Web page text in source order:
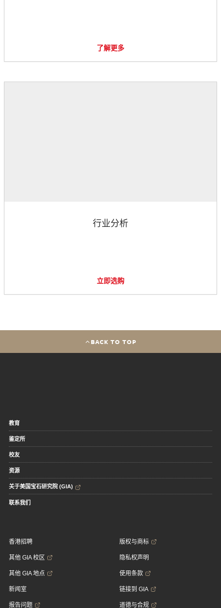
了解更多
行业分析
立即选购
BACK TO TOP
教育
鉴定所
校友
资源
关于美国宝石研究院 (GIA)
联系我们
香港招聘
其他 GIA 校区
其他 GIA 地点
新闻室
报告问题
版权与商标
隐私权声明
使用条款
链接到 GIA
道德与合规